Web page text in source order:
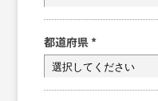
都道府県 *